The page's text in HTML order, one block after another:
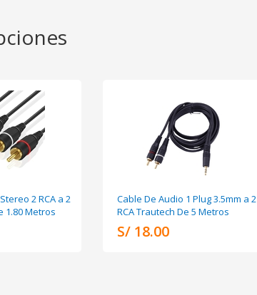
2 RCA a 2
1.80 Metros
Cable De Audio 1 Plug 3.5mm a 2
RCA Trautech De 5 Metros
S/ 18.00